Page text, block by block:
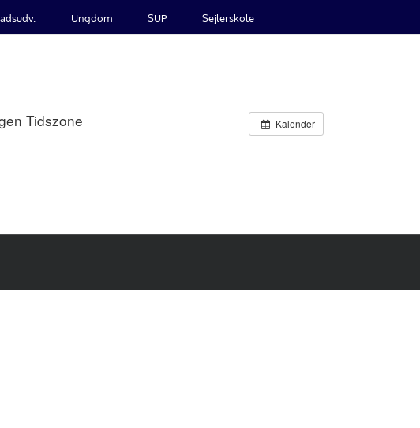
Ungdom SUP Sejlerskole
Kalender
Tidszone